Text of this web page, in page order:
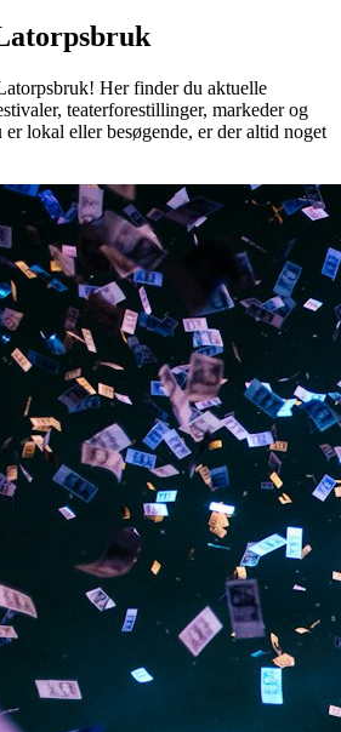
Her finder du aktuelle
teaterforestillinger, markeder og
er lokal eller besøgende, er der altid noget